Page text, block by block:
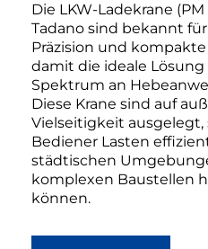
Die LKW-Ladekrane (PM
Tadano sind bekannt
Präzision und
damit die ideale
Spektrum an
Diese Krane sind auf
Vielseitigkeit ausgelegt,
Bediener Lasten
städtischen
komplexen Baustellen
können.